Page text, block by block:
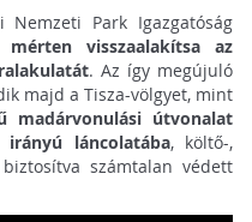
Park Igazgatóság
mérten visszaalakítsa az
. Az így megújuló
majd a Tisza-völgyet, mint
madárvonulási útvonalat
láncolatába, költő-,
számtalan védett